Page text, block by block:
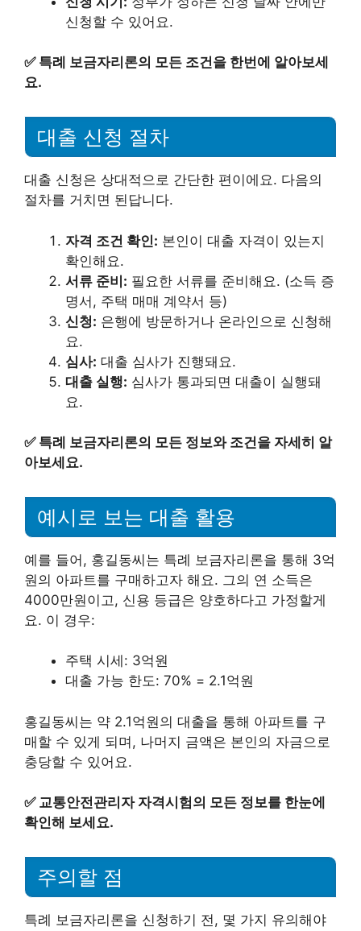
신청할 수 있어요.
✅ 특례 보금자리론의 모든 조건을 한번에 알아보세
요.
대출 신청 절차
대출 신청은 상대적으로 간단한 편이에요. 다음의
절차를 거치면 된답니다.
자격 조건 확인: 본인이 대출 자격이 있는지
확인해요.
서류 준비: 필요한 서류를 준비해요. (소득 증
명서, 주택 매매 계약서 등)
신청: 은행에 방문하거나 온라인으로 신청해
요.
심사: 대출 심사가 진행돼요.
대출 실행: 심사가 통과되면 대출이 실행돼
요.
✅ 특례 보금자리론의 모든 정보와 조건을 자세히 알
아보세요.
예시로 보는 대출 활용
예를 들어, 홍길동씨는 특례 보금자리론을 통해 3억
원의 아파트를 구매하고자 해요. 그의 연 소득은
4000만원이고, 신용 등급은 양호하다고 가정할게
요. 이 경우:
주택 시세: 3억원
대출 가능 한도: 70% = 2.1억원
홍길동씨는 약 2.1억원의 대출을 통해 아파트를 구
매할 수 있게 되며, 나머지 금액은 본인의 자금으로
충당할 수 있어요.
✅ 교통안전관리자 자격시험의 모든 정보를 한눈에
확인해 보세요.
주의할 점
특례 보금자리론을 신청하기 전, 몇 가지 유의해야